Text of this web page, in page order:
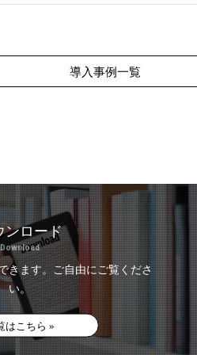
導入事例一覧
ンロード
Download
きます。ご自由にご覧くださ
い。
はこちら »